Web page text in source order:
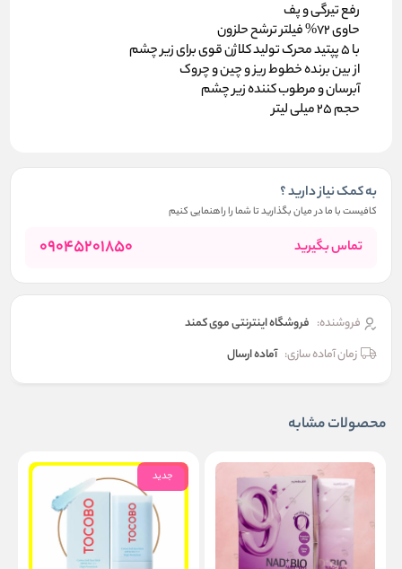
رفع تیرگی و پف
حاوی 72% فیلتر ترشح حلزون
با 5 پپتید محرک تولید کلاژن قوی برای زیر چشم
از بین برنده خطوط ریز و چین و چروک
آبرسان و مرطوب کننده زیر چشم
حجم 25 میلی لیتر
به کمک نیاز دارید ؟
کافیست با ما در میان بگذارید تا شما را راهنمایی کنیم
تماس بگیرید 09045201850
فروشنده: فروشگاه اینترنتی موی کمند
زمان آماده سازی: آماده ارسال
محصولات مشابه
جدید